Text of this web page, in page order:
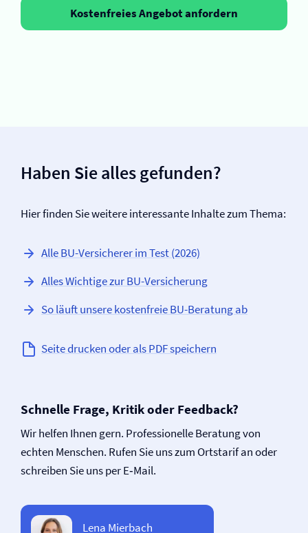
Kostenfreies Angebot anfordern
Haben Sie alles gefunden?
Hier finden Sie weitere interessante Inhalte zum Thema:
Alle BU-Versicherer im Test (2026)
Alles Wichtige zur BU-Versicherung
So läuft unsere kostenfreie BU-Beratung ab
Seite drucken oder als PDF speichern
Schnelle Frage, Kritik oder Feedback?
Wir helfen Ihnen gern. Professionelle Beratung von
echten Menschen. Rufen Sie uns zum Ortstarif an oder
schreiben Sie uns per E‑Mail.
Lena Mierbach